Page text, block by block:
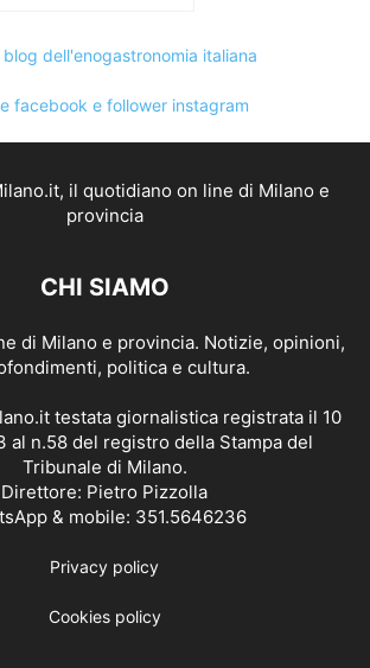
CHI SIAMO
di Milano e provincia. Notizie, opinioni,
politica e cultura.
testata giornalistica registrata il 10
al n.58 del registro della Stampa del
Tribunale di Milano.
Direttore: Pietro Pizzolla
& mobile: 351.5646236
Privacy policy
Cookies policy